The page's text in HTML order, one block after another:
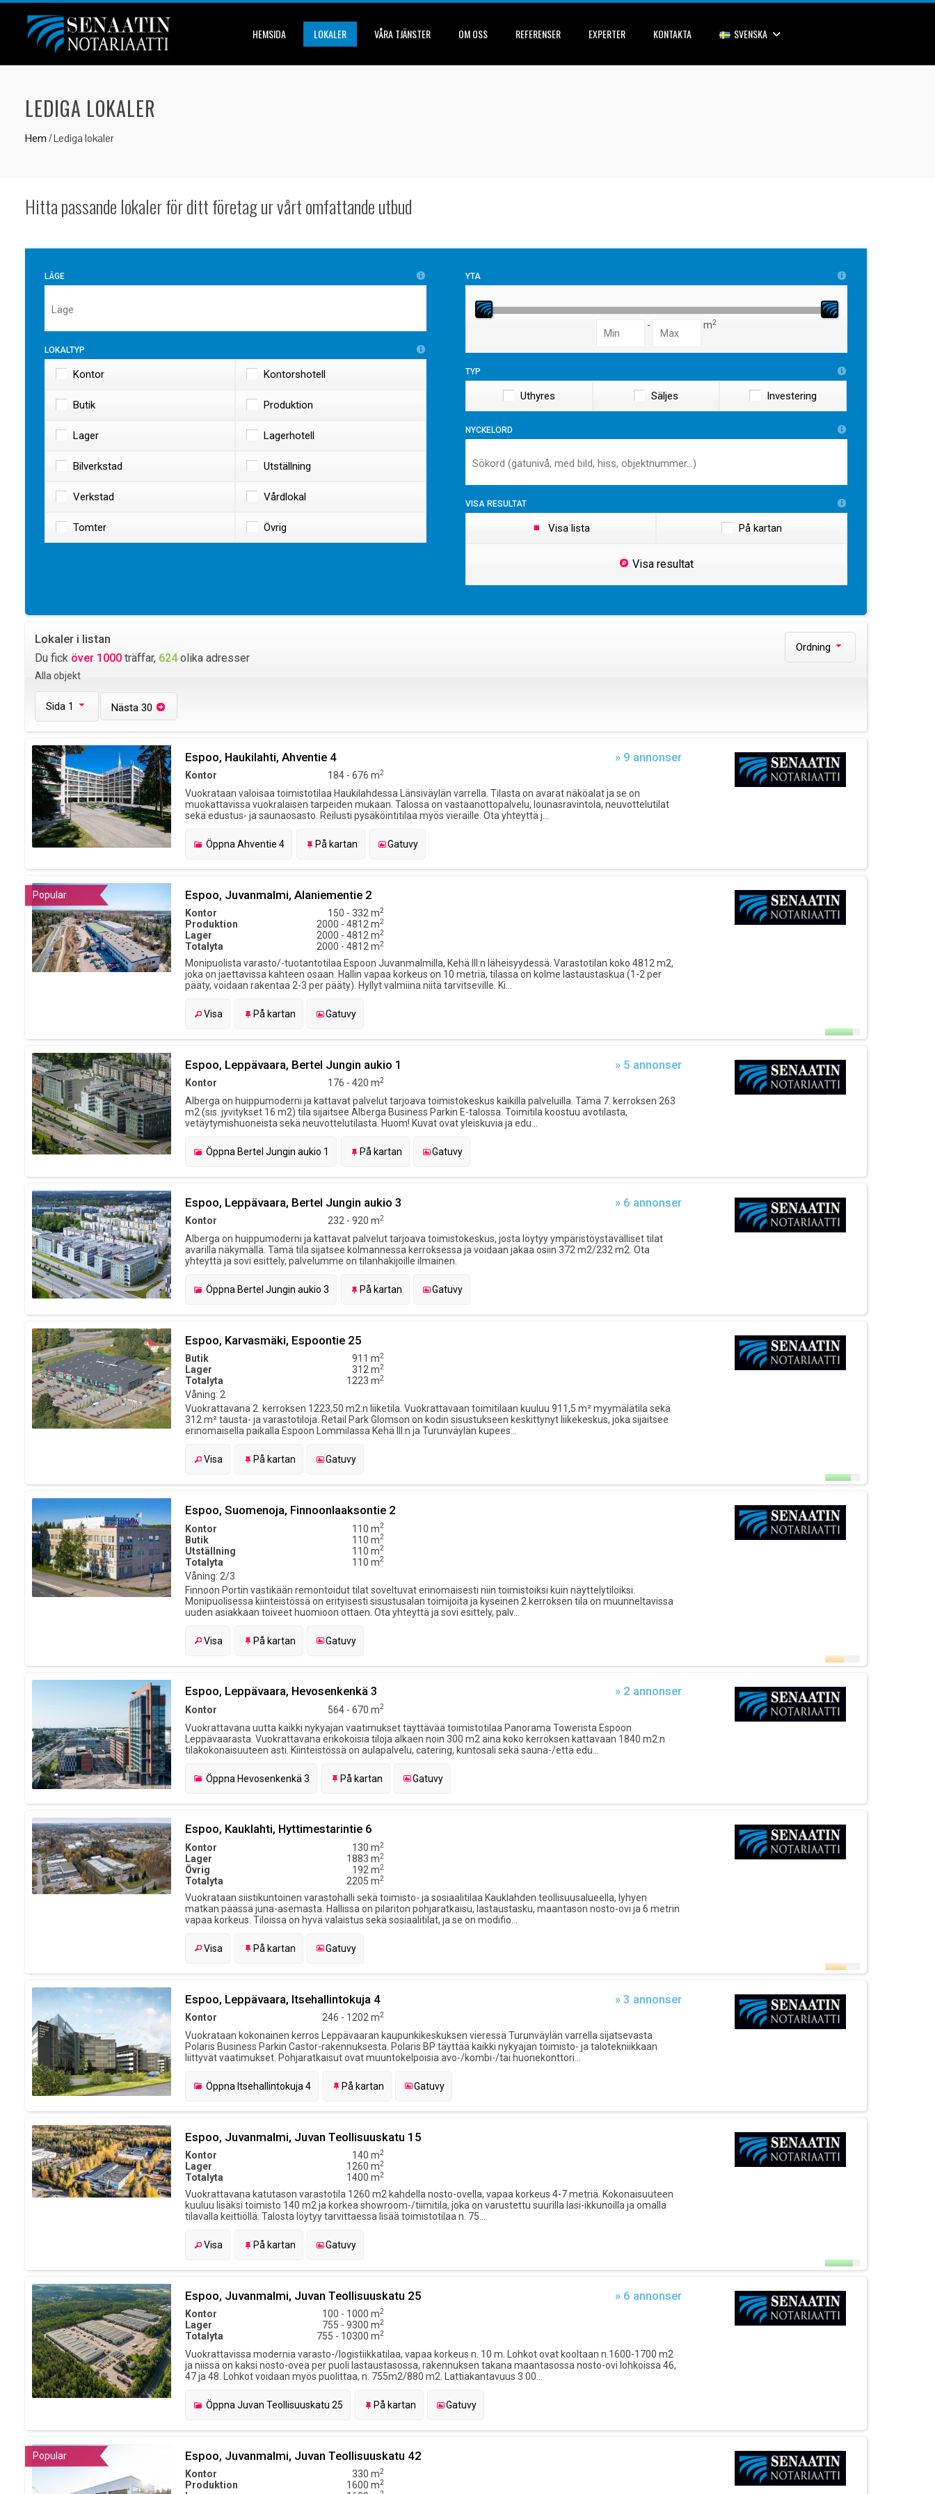
HEMSIDA LOKALER VÅRA TJÄNSTER OM OSS REFERENSER EXPERTER KONTAKTA SVENSKA
LEDIGA LOKALER
Hem /Lediga lokaler
Hitta passande lokaler för ditt företag ur vårt omfattande utbud
Läge
Lokaltyp
Kontor Kontorshotell
Butik Produktion
Lager Lagerhotell
Bilverkstad Utställning
Verkstad Vårdlokal
Tomter Övrig
Yta
- m2
Typ
Uthyres Säljes Investering
Nyckelord
Visa resultat
Visa lista På kartan
Visa resultat
Lokaler i listan
Du fick över 1000 träffar, 624olika adresser
Alla objekt
Ordning
Sida 1 Nästa 30
Espoo, Haukilahti, Ahventie 4 » 9 annonser
Kontor 184 - 676 m2
Vuokrataan valoisaa toimistotilaa Haukilahdessa Länsiväylän varrella. Tilasta on avarat näköalat ja se on
muokattavissa vuokralaisen tarpeiden mukaan. Talossa on vastaanottopalvelu, lounasravintola, neuvottelutilat
sekä edustus- ja saunaosasto. Reilusti pysäköintitilaa myös vieraille. Ota yhteyttä j...
Öppna Ahventie 4 På kartan Gatuvy
Espoo, Juvanmalmi, Alaniementie 2
Kontor 150 - 332 m2
Produktion 2000 - 4812 m2
Lager 2000 - 4812 m2
Totalyta 2000 - 4812 m2
Monipuolista varasto/-tuotantotilaa Espoon Juvanmalmilla, Kehä III:n läheisyydessä. Varastotilan koko 4812 m2,
joka on jaettavissa kahteen osaan. Hallin vapaa korkeus on 10 metriä, tilassa on kolme lastaustaskua (1-2 per
pääty, voidaan rakentaa 2-3 per pääty). Hyllyt valmiina niitä tarvitseville. Ki...
Visa På kartan Gatuvy
Popular
Espoo, Leppävaara, Bertel Jungin aukio 1 » 5 annonser
Kontor 176 - 420 m2
Alberga on huippumoderni ja kattavat palvelut tarjoava toimistokeskus kaikilla palveluilla. Tämä 7. kerroksen 263
m2 (sis. jyvitykset 16 m2) tila sijaitsee Alberga Business Parkin E-talossa. Toimitila koostuu avotilasta,
vetäytymishuoneista sekä neuvottelutilasta. Huom! Kuvat ovat yleiskuvia ja edu...
Öppna Bertel Jungin aukio 1 På kartan Gatuvy
Espoo, Leppävaara, Bertel Jungin aukio 3 » 6 annonser
Kontor 232 - 920 m2
Alberga on huippumoderni ja kattavat palvelut tarjoava toimistokeskus, josta löytyy ympäristöystävälliset tilat
avarilla näkymällä. Tämä tila sijatsee kolmannessa kerroksessa ja voidaan jakaa osiin 372 m2/232 m2. Ota
yhteyttä ja sovi esittely, palvelumme on tilanhakijoille ilmainen.
Öppna Bertel Jungin aukio 3 På kartan Gatuvy
Espoo, Karvasmäki, Espoontie 25
Butik 911 m2
Lager 312 m2
Totalyta 1223 m2
Våning: 2
Vuokrattavana 2. kerroksen 1223,50 m2:n liiketila. Vuokrattavaan toimitilaan kuuluu 911,5 m² myymälätila sekä
312 m² tausta- ja varastotiloja. Retail Park Glomson on kodin sisustukseen keskittynyt liikekeskus, joka sijaitsee
erinomaisella paikalla Espoon Lommilassa Kehä III:n ja Turunväylän kupees...
Visa På kartan Gatuvy
Espoo, Suomenoja, Finnoonlaaksontie 2
Kontor 110 m2
Butik 110 m2
Utställning 110 m2
Totalyta 110 m2
Våning: 2/3
Finnoon Portin vastikään remontoidut tilat soveltuvat erinomaisesti niin toimistoiksi kuin näyttelytiloiksi.
Monipuolisessa kiinteistössä on erityisesti sisustusalan toimijoita ja kyseinen 2.kerroksen tila on muunneltavissa
uuden asiakkaan toiveet huomioon ottaen. Ota yhteyttä ja sovi esittely, palv...
Visa På kartan Gatuvy
Espoo, Leppävaara, Hevosenkenkä 3 » 2 annonser
Kontor 564 - 670 m2
Vuokrattavana uutta kaikki nykyajan vaatimukset täyttävää toimistotilaa Panorama Towerista Espoon
Leppävaarasta. Vuokrattavana erikokoisia tiloja alkaen noin 300 m2 aina koko kerroksen kattavaan 1840 m2:n
tilakokonaisuuteen asti. Kiinteistössä on aulapalvelu, catering, kuntosali sekä sauna-/että edu...
Öppna Hevosenkenkä 3 På kartan Gatuvy
Espoo, Kauklahti, Hyttimestarintie 6
Kontor 130 m2
Lager 1883 m2
Övrig 192 m2
Totalyta 2205 m2
Vuokrataan siistikuntoinen varastohalli sekä toimisto- ja sosiaalitilaa Kauklahden teollisuusalueella, lyhyen
matkan päässä juna-asemasta. Hallissa on pilariton pohjaratkaisu, lastaustasku, maantason nosto-ovi ja 6 metrin
vapaa korkeus. Tiloissa on hyvä valaistus sekä sosiaalitilat, ja se on modifio...
Visa På kartan Gatuvy
Espoo, Leppävaara, Itsehallintokuja 4 » 3 annonser
Kontor 246 - 1202 m2
Vuokrataan kokonainen kerros Leppävaaran kaupunkikeskuksen vieressä Turunväylän varrella sijatsevasta
Polaris Business Parkin Castor-rakennuksesta. Polaris BP täyttää kaikki nykyajan toimisto- ja talotekniikkaan
liittyvät vaatimukset. Pohjaratkaisut ovat muuntokelpoisia avo-/kombi-/tai huonekonttori...
Öppna Itsehallintokuja 4 På kartan Gatuvy
Espoo, Juvanmalmi, Juvan Teollisuuskatu 15
Kontor 140 m2
Lager 1260 m2
Totalyta 1400 m2
Vuokrattavana katutason varastotila 1260 m2 kahdella nosto-ovella, vapaa korkeus 4-7 metriä. Kokonaisuuteen
kuuluu lisäksi toimisto 140 m2 ja korkea showroom-/tiimitila, joka on varustettu suurilla lasi-ikkunoilla ja omalla
tilavalla keittiöllä. Talosta löytyy tarvittaessa lisää toimistotilaa n. 75...
Visa På kartan Gatuvy
Espoo, Juvanmalmi, Juvan Teollisuuskatu 25 » 6 annonser
Kontor 100 - 1000 m2
Lager 755 - 9300 m2
Totalyta 755 - 10300 m2
Vuokrattavissa modernia varasto-/logistiikkatilaa, vapaa korkeus n. 10 m. Lohkot ovat kooltaan n.1600-1700 m2
ja niissä on kaksi nosto-ovea per puoli lastaustasossa, rakennuksen takana maantasossa nosto-ovi lohkoissa 46,
47 ja 48. Lohkot voidaan myös puolittaa, n. 755m2/880 m2. Lattiakantavuus 3 00...
Öppna Juvan Teollisuuskatu 25 På kartan Gatuvy
Espoo, Juvanmalmi, Juvan Teollisuuskatu 42
Kontor 330 m2
Produktion 1600 m2
Popular